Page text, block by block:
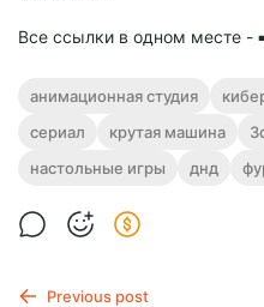
Все ссылки в одном месте
анимационная студия
сериал
крутая машина
настольные игры
днд
Previous post